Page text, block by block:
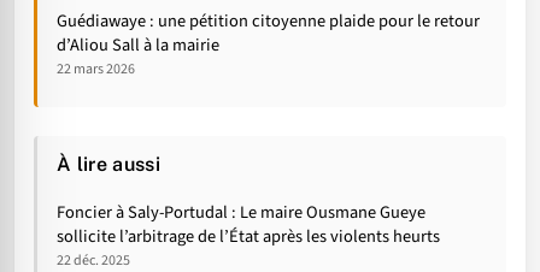
Guédiawaye : une pétition citoyenne plaide pour le retour
d’Aliou Sall à la mairie
22 mars 2026
À lire aussi
Foncier à Saly-Portudal : Le maire Ousmane Gueye
sollicite l’arbitrage de l’État après les violents heurts
22 déc. 2025